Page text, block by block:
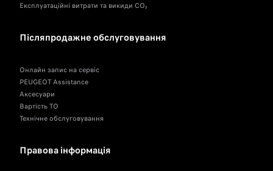
Експлуатаційні витрати та викиди CO₂
Післяпродажне обслуговування
Онлайн запис на сервіс
PEUGEOT Assistance
Аксесуари
Вартість ТО
Технічне обслуговування
Правова інформація